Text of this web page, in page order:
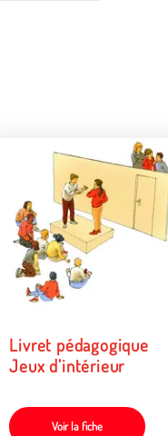
Livret pédagogique
Jeux d’intérieur
Voir la fiche